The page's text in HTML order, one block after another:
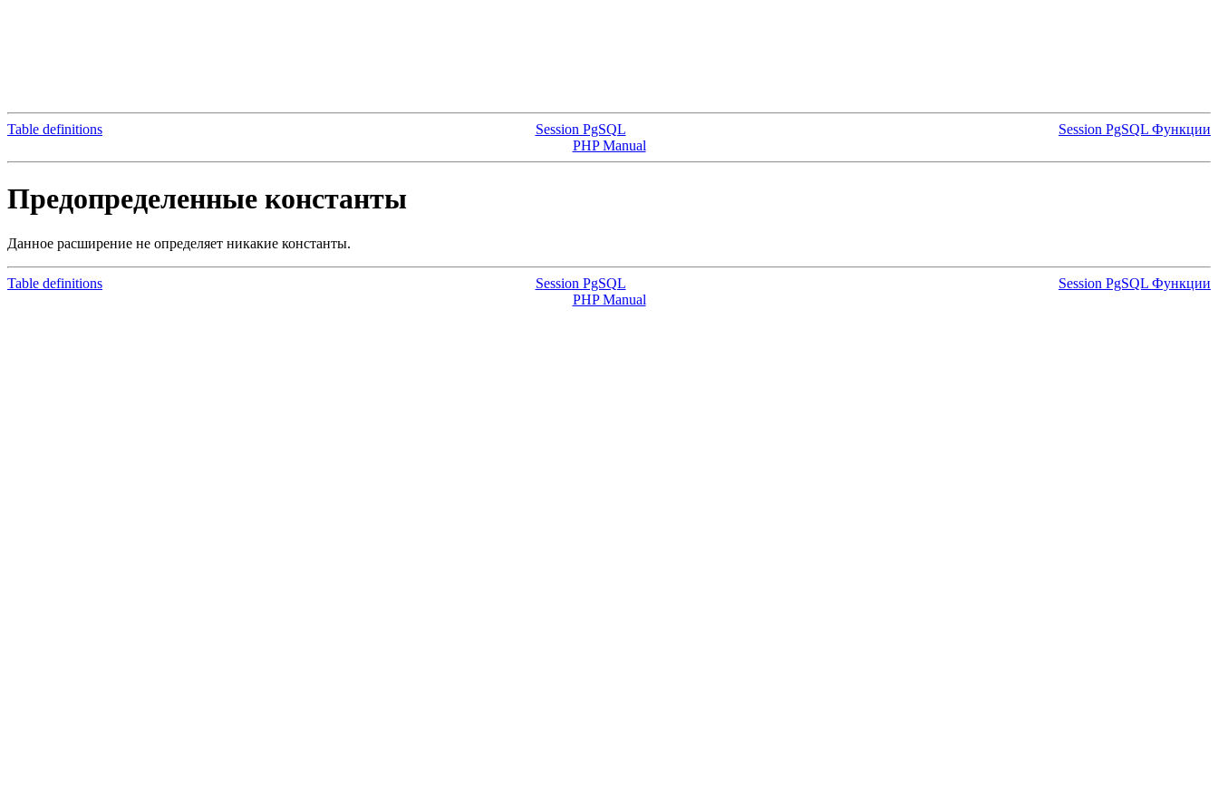
Table definitions Session PgSQL Функции
Session PgSQL
PHP Manual
Предопределенные константы
Данное расширение не определяет никакие константы.
Table definitions Session PgSQL Функции
Session PgSQL
PHP Manual